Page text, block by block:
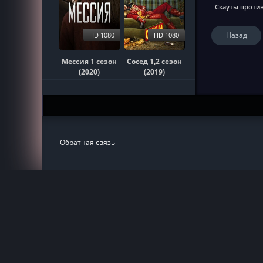
Мессия 1 сезон
(2020)
HD 1080
Сосед 1,2 сезон
(2019)
HD 1080
Скауты
Назад
Обратная связь